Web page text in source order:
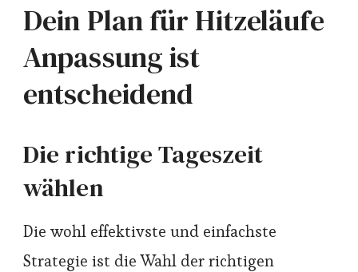
Dein Plan für Hitzeläufe
Anpassung ist
entscheidend
Die richtige Tageszeit
wählen
Die wohl effektivste und einfachste
Strategie ist die Wahl der richtigen